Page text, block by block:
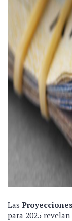
Las
para 2025